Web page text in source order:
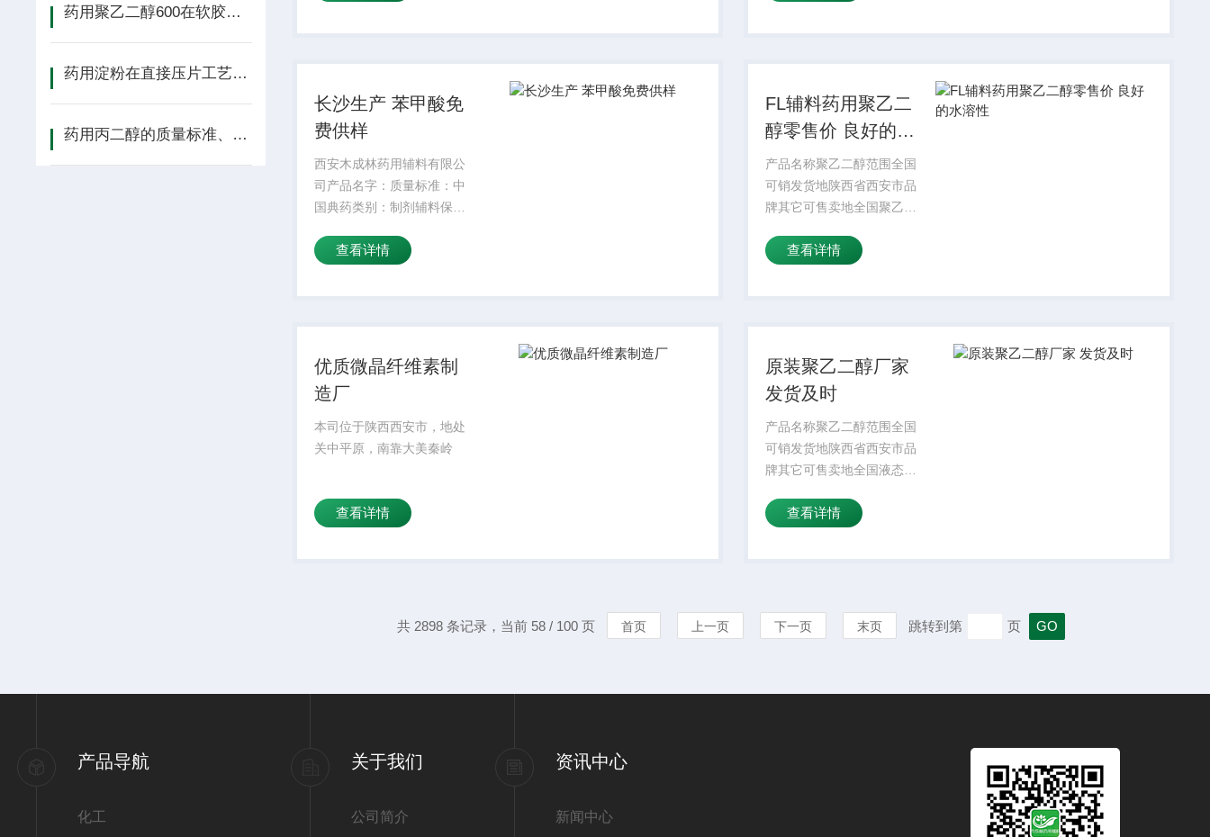
药用聚乙二醇600在软胶囊基质中的应用优势解析
药用淀粉在直接压片工艺中的常见问题与解决方案
药用丙二醇的质量标准、制剂应用及管控技术要点
为白色颗粒，无臭或微带气
长沙生产 苯甲酸免
费供样
西安木成林药用辅料有限公
司产品名字：质量标准：中
国典药类别：制剂辅料保质
cas：27138-31-4分子式：
剂类型：DOA增塑剂含量：
查看详情
FL辅料药用聚乙二
醇零售价 良好的水
溶性
产品名称聚乙二醇范围全国
可销发货地陕西省西安市品
牌其它可售卖地全国聚乙二
苦，具有良好的水溶性，并
溶性
查看详情
优质微晶纤维素制
造厂
本司位于陕西西安市，地处
关中平原，南靠大美秦岭
查看详情
原装聚乙二醇厂家
发货及时
产品名称聚乙二醇范围全国
可销发货地陕西省西安市品
牌其它可售卖地全国液态级
或淡黏性液体，微有异臭
查看详情
共 2898 条记录，当前 58 / 100 页 首页 上一页 下一页 末页 跳转到第 页
产品导航
化工
关于我们
公司简介
资讯中心
新闻中心